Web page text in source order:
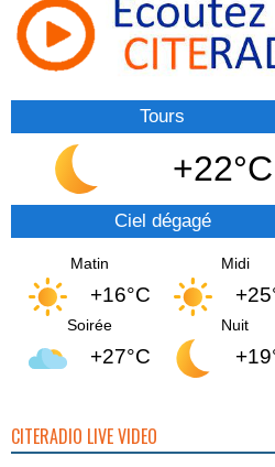
Tours
+22°C
Ciel dégagé
Matin
+16°C
Midi
Soirée
+27°C
Nuit
CITERADIO LIVE VIDEO